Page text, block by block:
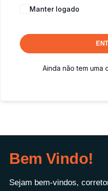
Manter logado
Ainda não tem uma
Bem Vindo!
Sejam bem-vindos,